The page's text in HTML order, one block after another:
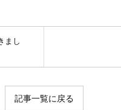
まし
記事一覧に戻る